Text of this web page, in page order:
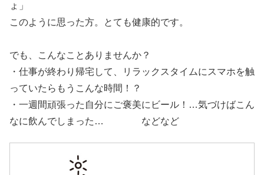
ょ」
このように思った方。とても健康的です。
でも、こんなことありませんか？
・仕事が終わり帰宅して、リラックスタイムにスマホを触
っていたらもうこんな時間！？
・一週間頑張った自分にご褒美にビール！…気づけばこん
なに飲んでしまった… などなど